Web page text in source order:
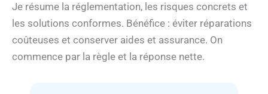
Je résume la réglementation, les risques concrets et
les solutions conformes. Bénéfice : éviter réparations
coûteuses et conserver aides et assurance. On
commence par la règle et la réponse nette.